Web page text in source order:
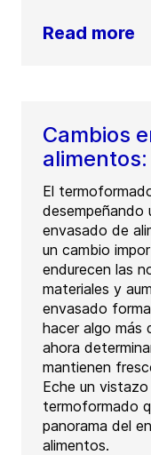
Read more
Cambios
El
desempeñando
envasado de
un cambio
endurecen las
materiales y
envasado
hacer algo más
ahora
mantienen
Eche un
termoformado
panorama del
alimentos.